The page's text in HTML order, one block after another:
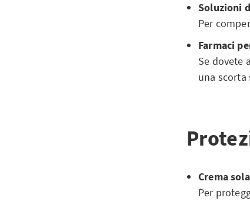
Soluzioni
Per
Farmaci
Se dovete
una scorta
Crema
Per